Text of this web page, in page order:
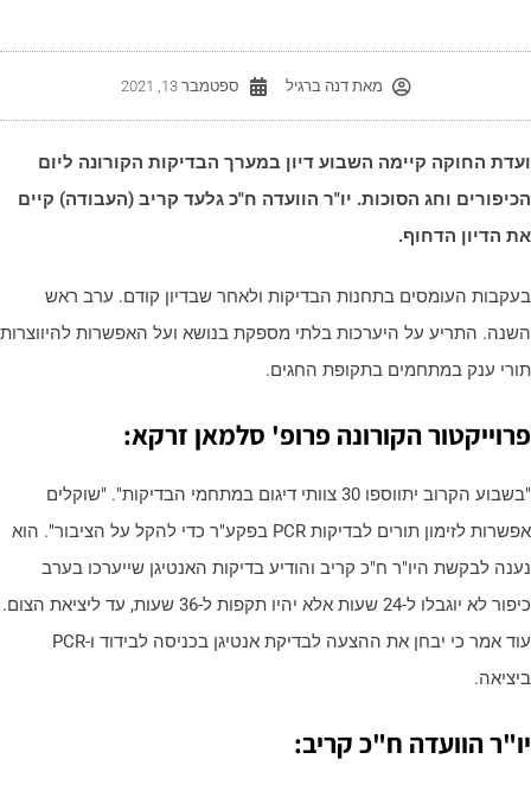
מאתדנה ברגיל ספטמבר 13, 2021
החוקה קיימה השבוע דיון במערך הבדיקות הקורונה ליום
וחג הסוכות. יו"ר הוועדה ח"כ גלעד קריב (העבודה) קיים
הדיון הדחוף.
העומסים בתחנות הבדיקות ולאחר שבדיון קודם. ערב ראש
התריע על היערכות בלתי מספקת בנושא ועל האפשרות להיווצרות
ענק במתחמים בתקופת החגים.
הקורונה פרופ' סלמאן זרקא:
"בשבוע הקרוב יתווספו 30 צוותי דיגום במתחמי הבדיקות". "שוקלים
אפשרות לזימון תורים לבדיקות PCR בפקע"ר כדי להקל על הציבור". הוא
לבקשת היו"ר ח"כ קריב והודיע בדיקות האנטיגן שייערכו בערב
כיפור לא יוגבלו ל-24 שעות אלא יהיו תקפות ל-36 שעות, עד ליציאת הצום.
עוד אמר כי יבחן את ההצעה לבדיקת אנטיגן בכניסה לבידוד ו-PCR
הוועדה ח"כ קריב: